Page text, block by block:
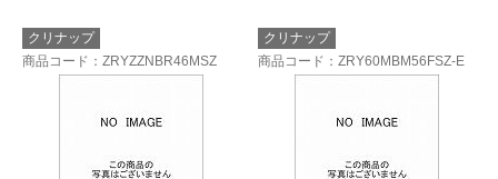
クリナップ
商品コード ：ZRYZZNBR46MSZ
クリナップ
商品コード ：ZRY60MBM56FSZ-E